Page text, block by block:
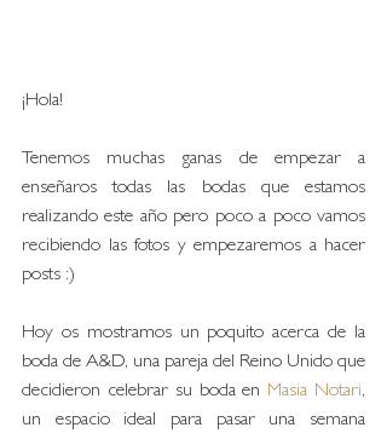
¡Hola!
Tenemos muchas ganas de empezar a
enseñaros todas las bodas que estamos
realizando este año pero poco a poco vamos
recibiendo las fotos y empezaremos a hacer
posts :)
Hoy os mostramos un poquito acerca de la
boda de A&D, una pareja del Reino Unido que
decidieron celebrar su boda en Masia Notari,
un espacio ideal para pasar una semana